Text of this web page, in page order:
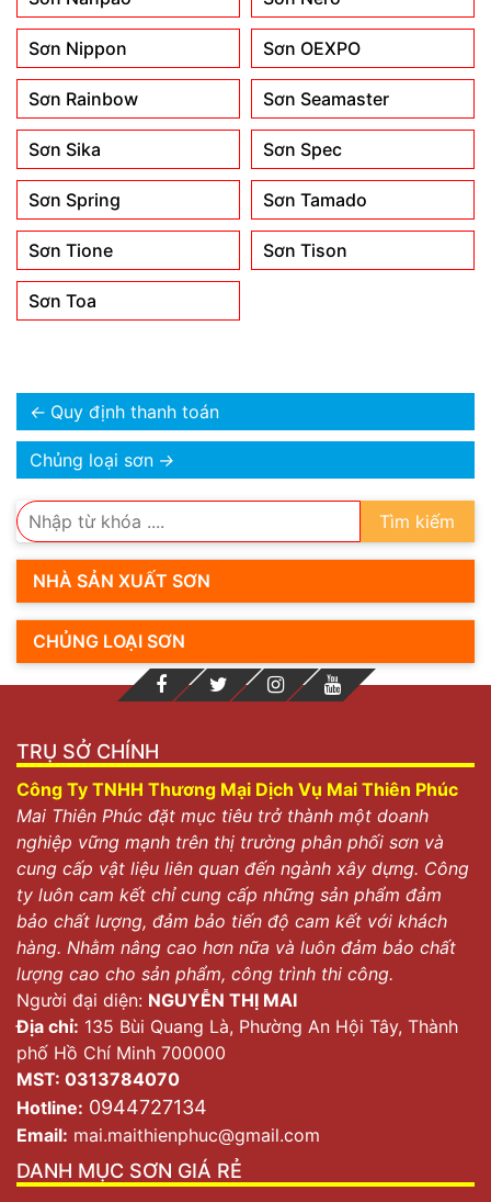
Sơn Nippon Sơn OEXPO
Sơn Rainbow Sơn Seamaster
Sơn Sika Sơn Spec
Sơn Spring Sơn Tamado
Sơn Tione Sơn Tison
Sơn Toa
← Quy định thanh toán
Chủng loại sơn →
Tìm kiếm
NHÀ SẢN XUẤT SƠN
CHỦNG LOẠI SƠN
TRỤ SỞ CHÍNH
Công Ty TNHH Thương Mại Dịch Vụ Mai Thiên Phúc
Mai Thiên Phúc đặt mục tiêu trở thành một doanh
nghiệp vững mạnh trên thị trường phân phối sơn và
cung cấp vật liệu liên quan đến ngành xây dựng. Công
ty luôn cam kết chỉ cung cấp những sản phẩm đảm
bảo chất lượng, đảm bảo tiến độ cam kết với khách
hàng. Nhằm nâng cao hơn nữa và luôn đảm bảo chất
lượng cao cho sản phẩm, công trình thi công.
Người đại diện: NGUYỄN THỊ MAI
Địa chỉ: 135 Bùi Quang Là, Phường An Hội Tây, Thành
phố Hồ Chí Minh 700000
MST: 0313784070
Hotline: 0944727134
Email: mai.maithienphuc@gmail.com
DANH MỤC SƠN GIÁ RẺ